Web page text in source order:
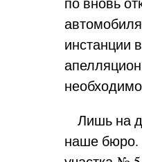
инстанции
Лишь на
наше бюро.